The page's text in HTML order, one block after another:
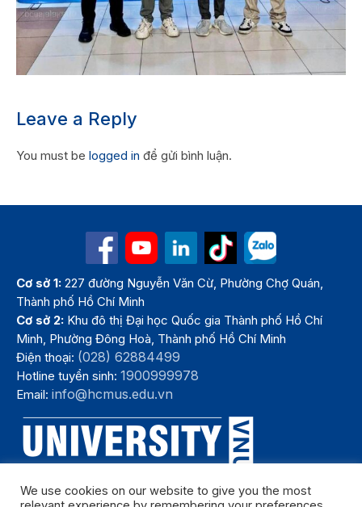
Leave a Reply
You must be logged in để gửi bình luận.
Cơ sở 1: 227 đường Nguyễn Văn Cừ, Phường Chợ Quán,
Thành phố Hồ Chí Minh
Cơ sở 2: Khu đô thị Đại học Quốc gia Thành phố Hồ Chí
Minh, Phường Đông Hoà, Thành phố Hồ Chí Minh
Điện thoại: (028) 62884499
Hotline tuyển sinh:1900999978
Email:info@hcmus.edu.vn
We use cookies on our website to give you the most